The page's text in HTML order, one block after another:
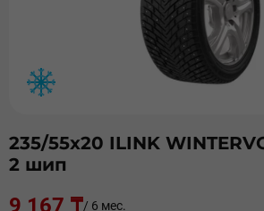
235/55х20 ILINK
2 шип
9 167 ₸/ 6 мес.